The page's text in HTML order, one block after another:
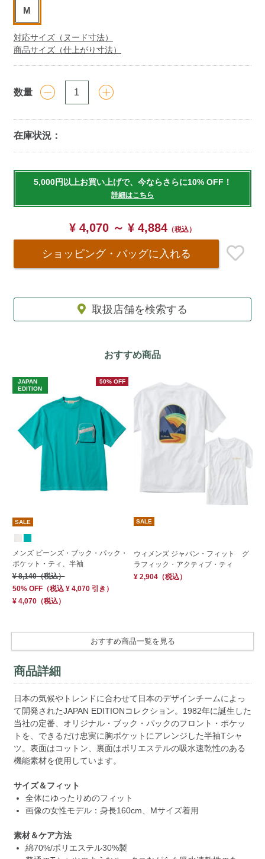
M
対応サイズ（ヌード寸法）
商品サイズ（仕上がり寸法）
数量
在庫状況：
to
5,000円以上お買い上げで、今ならさらに10% OFF！
詳細はこちら
¥ 4,070 ～ ¥ 4,884 （税込）
ショッピング・バッグに入れる
取扱店舗を検索する
おすすめ商品
JAPAN
EDITION
50% OFF
SALE
メンズ ビーンズ・ブック・パック・
ポケット・ティ、半袖
¥ 8,140（税込）
50% OFF（税込 ¥ 4,070引き）
¥ 4,070（税込）
SALE
ウィメンズ ジャパン・フィット グ
ラフィック・アクティブ・ティ
¥ 2,904 （税込）
おすすめ商品一覧を見る
商品詳細
日本の気候やトレンドに合わせて日本のデザインチームによっ
て開発されたJAPAN EDITIONコレクション。1982年に誕生した
当社の定番、オリジナル・ブック・パックのフロント・ポケッ
トを、できるだけ忠実に胸ポケットにアレンジした半袖Tシャ
ツ。表面はコットン、裏面はポリエステルの吸水速乾性のある
機能素材を使用しています。
サイズ＆フィット
全体にゆったりめのフィット
画像の女性モデル：身長160cm、Mサイズ着用
素材＆ケア方法
綿70%/ポリエステル30%製